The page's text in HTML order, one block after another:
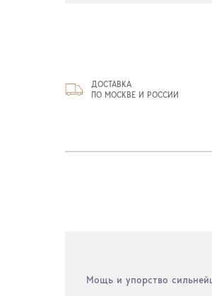
ДОСТАВКА
ПО МОСКВЕ И РОССИИ
Мощь и упорство